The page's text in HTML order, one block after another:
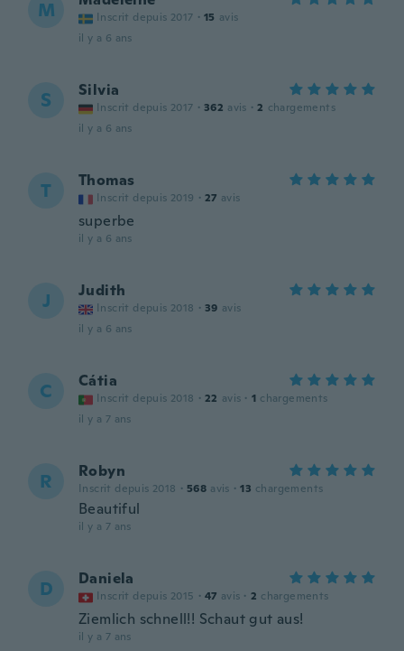
M Inscrit depuis 2017 · 15 avis
il y a 6 ans
S Silvia
Inscrit depuis 2017 · 362 avis · 2 chargements
il y a 6 ans
T Thomas
Inscrit depuis 2019 · 27 avis
superbe
il y a 6 ans
J Judith
Inscrit depuis 2018 · 39 avis
il y a 6 ans
C Cátia
Inscrit depuis 2018 · 22 avis · 1 chargements
il y a 7 ans
R Robyn
Inscrit depuis 2018 · 568 avis · 13 chargements
Beautiful
il y a 7 ans
D Daniela
Inscrit depuis 2015 · 47 avis · 2 chargements
Ziemlich schnell!! Schaut gut aus!
il y a 7 ans